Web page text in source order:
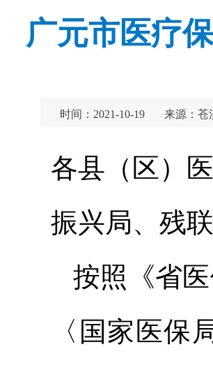
广元市医疗
时间：2021-10-19 来源：苍
各县（区）
振兴局、残
按照《省
〈国家医保